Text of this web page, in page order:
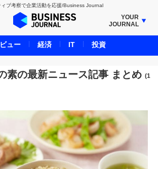
ィブ考察で企業活動を応援/Business Journal
YOUR
JOURNAL
BUSINESS JOURNAL
UNICORN JOURNAL
CARBON CREDITS JOURNAL
INBOUND JOURNAL
LIFE ENDING JOURNAL
AI JOURNAL
REAL ESTATE BROKERAGE JOURNAL
素の最新ニュース記事 まとめ (1
ュー 経済 IT 投資